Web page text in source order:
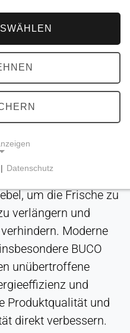
mit
nach der
um die Frische zu
verlängern und
Moderne
BUCO
unübertroffene
und
Produktqualität und
direkt verbessern.
der Website wie
von
Diese Cookies können
| Datenschutz